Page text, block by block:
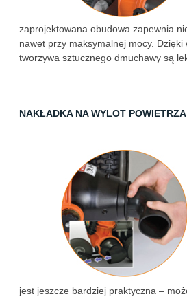
zaprojektowana obudowa zapewnia
nawet przy maksymalnej mocy. Dzięki
tworzywa sztucznego dmuchawy są
NAKŁADKA NA WYLOT POWIETRZA
jest jeszcze bardziej praktyczna –